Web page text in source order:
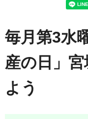
毎月第3水
産の日」
よう